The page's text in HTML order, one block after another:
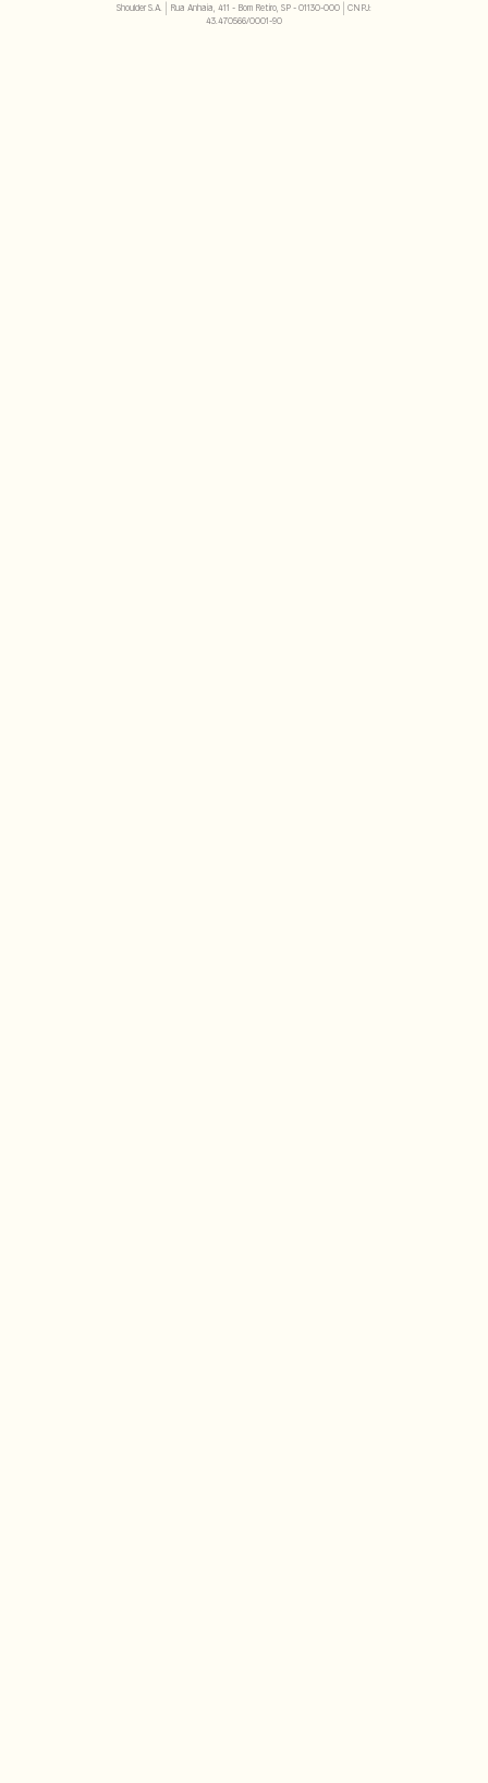
Shoulder S.A. | Rua Anhaia, 411 - Bom Retiro, SP - 01130-000 | CNPJ:
43.470566/0001-90